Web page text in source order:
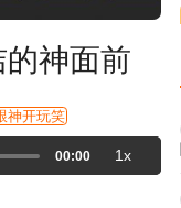
的神面前
神开玩笑
00:00 1x